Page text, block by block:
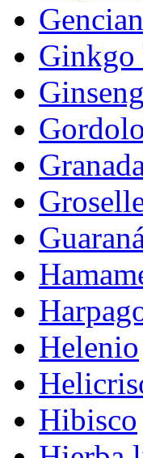
Ginkgo
Ginseng
Helenio
Hibisco